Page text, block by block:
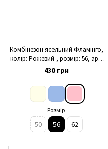
Комбінезон ясельний Фламінго,
колір: Рожевий , розмір: 56, арт.
365-125
430 грн
Розмір
50 56 62